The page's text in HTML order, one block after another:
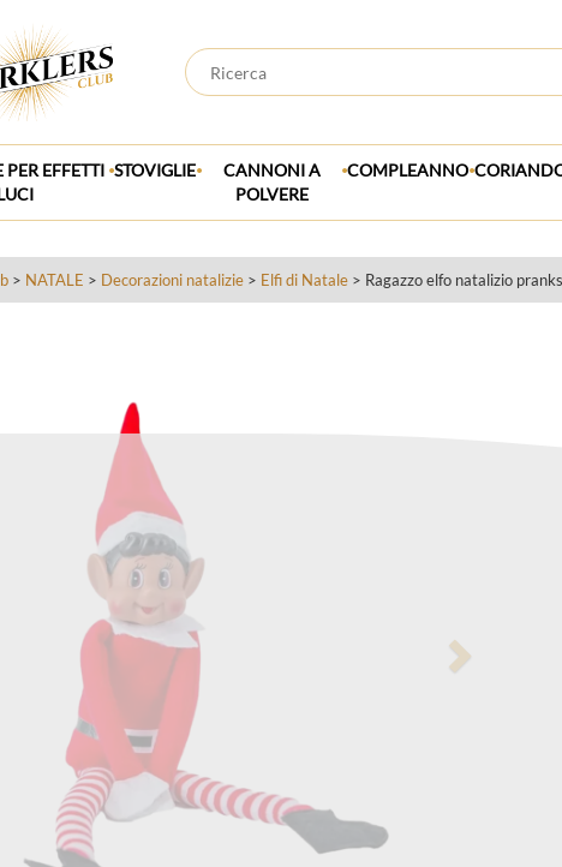
EFFETTI .STOVIGLIE.
CANNONI A
POLVERE
.COMPLEANNO.
> NATALE > Decorazioni natalizie > Elfi di Natale > Ragazzo elfo natalizio
Next